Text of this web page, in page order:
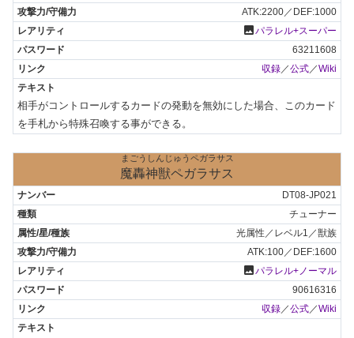
ATK:2200／DEF:1000
photoパラレル+スーパー
63211608
収録／公式／Wiki
相手がコントロールするカードの発動を無効にした場合、このカード
を手札から特殊召喚する事ができる。
まごうしんじゅうペガラサス
魔轟神獣ペガラサス
DT08-JP021
チューナー
光属性／レベル1／獣族
ATK:100／DEF:1600
photoパラレル+ノーマル
90616316
収録 ／公式 ／Wiki